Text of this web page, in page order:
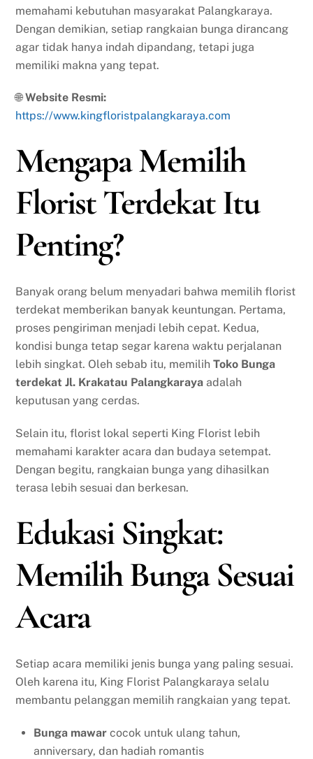
memahami kebutuhan masyarakat Palangkaraya.
Dengan demikian, setiap rangkaian bunga dirancang
agar tidak hanya indah dipandang, tetapi juga
memiliki makna yang tepat.
🌐Website Resmi:
https://www.kingfloristpalangkaraya.com
Mengapa Memilih
Florist Terdekat Itu
Penting?
Banyak orang belum menyadari bahwa memilih florist
terdekat memberikan banyak keuntungan. Pertama,
proses pengiriman menjadi lebih cepat. Kedua,
kondisi bunga tetap segar karena waktu perjalanan
lebih singkat. Oleh sebab itu, memilihToko Bunga
terdekat Jl. Krakatau Palangkaraya adalah
keputusan yang cerdas.
Selain itu, florist lokal seperti King Florist lebih
memahami karakter acara dan budaya setempat.
Dengan begitu, rangkaian bunga yang dihasilkan
terasa lebih sesuai dan berkesan.
Edukasi Singkat:
Memilih Bunga Sesuai
Acara
Setiap acara memiliki jenis bunga yang paling sesuai.
Oleh karena itu, King Florist Palangkaraya selalu
membantu pelanggan memilih rangkaian yang tepat.
Bunga mawar cocok untuk ulang tahun,
anniversary, dan hadiah romantis